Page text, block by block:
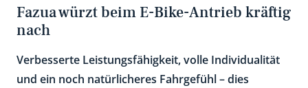
Fazua würzt beim E-Bike-Antrieb kräftig
nach
Verbesserte Leistungsfähigkeit, volle Individualität
und ein noch natürlicheres Fahrgefühl – dies